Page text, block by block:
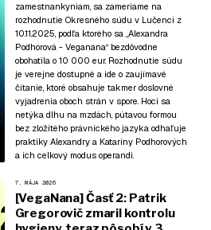
zamestnankyniam, sa zameriame na
rozhodnutie Okresného súdu v Lučenci z
10.11.2025, podľa ktorého sa „Alexandra
Podhorová - Veganana“ bezdôvodne
obohatila o 10 000 eur. Rozhodnutie súdu
je verejne dostupné a ide o zaujímavé
čítanie, ktoré obsahuje takmer doslovné
vyjadrenia oboch strán v spore. Hoci sa
netýka dlhu na mzdách, pútavou formou
bez zložitého právnického jazyka odhaľuje
praktiky Alexandry a Kataríny Podhorových
a ich celkový modus operandi.
7. MÁJA 2026
[VegaNana] Časť 2: Patrik
Gregorovič zmaril kontrolu